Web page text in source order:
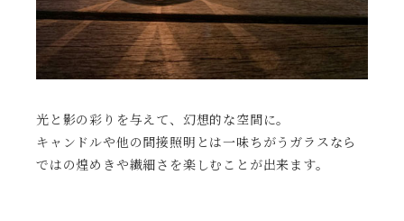
光と影の彩りを与えて、幻想的な空間に。
キャンドルや他の間接照明とは一味ちがうガラスなら
ではの煌めきや繊細さを楽しむことが出来ます。